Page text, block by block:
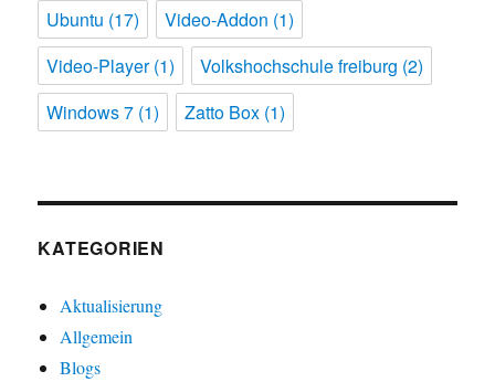
Ubuntu (17) Video-Addon (1)
Video-Player(1) Volkshochschule freiburg (2)
Windows 7 (1) Zatto Box (1)
KATEGORIEN
Aktualisierung
Allgemein
Blogs